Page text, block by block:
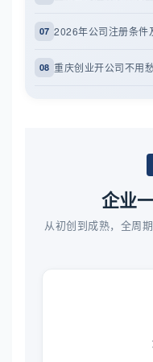
07 2026年公司注册条件
08 重庆创业开公司不用
企业
从初创到成熟，全周